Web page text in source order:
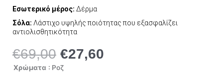
Εσωτερικό μέρος: Δέρμα
Σόλα: Λάστιχο υψηλής ποιότητας που εξασφαλίζει
αντιολισθητικότητα
€69,00 Original
price
€27,60
Χρώματα : Ροζ
Naturino
4733